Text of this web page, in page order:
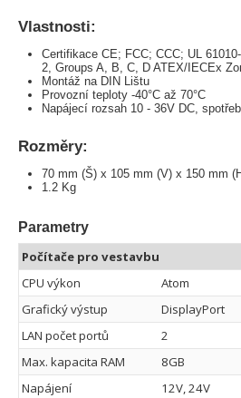
Vlastnosti:
Certifikace CE; FCC; CCC; UL
2, Groups A, B, C, D ATEX/IECEx
Montáž na DIN Lištu
Provozní teploty -40°C až 70°C
Napájecí rozsah 10 - 36V DC,
Rozměry:
70 mm (Š) x 105 mm (V) x 150 mm
1.2 Kg
Parametry
Počítače pro vestavbu
CPU výkon
Atom
Grafický výstup
DisplayPort
LAN počet portů
2
Max. kapacita RAM
8GB
Napájení
12V, 24V